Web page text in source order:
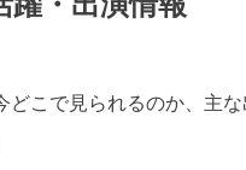
どこで見られるのか、主